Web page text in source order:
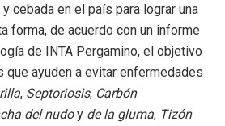
cebada en el país para lograr una
forma, de acuerdo con un informe
de INTA Pergamino, el objetivo
ayuden a evitar enfermedades
, Septoriosis, Carbón
del nudoy de la gluma, Tizón